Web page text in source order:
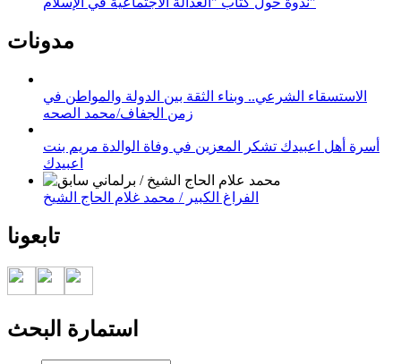
مدونات
الاستسقاء الشرعي.. وبناء الثقة بين الدولة والمواطن في
زمن الجفاف/محمد الصحه
أسرة أهل اعبيدك تشكر المعزين في وفاة الوالدة مريم بنت
اعبيدك
الفراغ الكبير / محمد غلام الحاج الشيخ
تابعونا
استمارة البحث